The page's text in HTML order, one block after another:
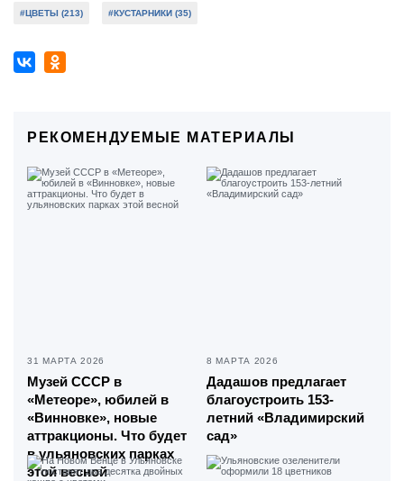
#ЦВЕТЫ (213) #КУСТАРНИКИ (35)
РЕКОМЕНДУЕМЫЕ МАТЕРИАЛЫ
31 МАРТА 2026
Музей СССР в
«Метеоре», юбилей в
«Винновке», новые
аттракционы. Что будет
в ульяновских парках
этой весной
8 МАРТА 2026
Дадашов предлагает
благоустроить 153-
летний «Владимирский
сад»